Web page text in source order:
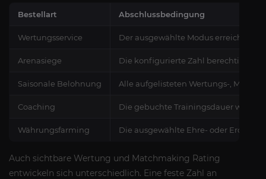
Bestellart Abschlussbedingung
Wertungsservice Der ausgewählte Modus erreicht die
Arenasiege Die konfigurierte Zahl berechtigter
Saisonale Belohnung Alle aufgelisteten Wertungs-,
Coaching Die gebuchte Trainingsdauer wird
Währungsfarming Die ausgewählte Ehre- oder
Auch sichtbare Wertung und Matchmaking Rating
entwickeln sich unterschiedlich. Eine feste Zahl an